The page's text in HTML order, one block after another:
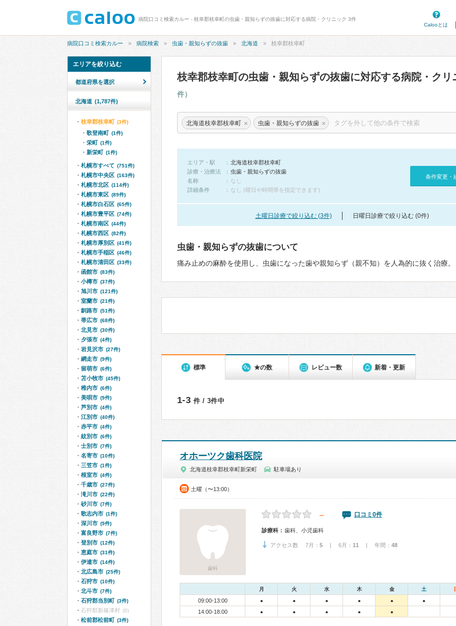
病院口コミ検索カルー - 枝幸郡枝幸町の虫歯・親知らずの抜歯に対応する病院・クリニック 3件
Calooとは
病院口コミ検索カルー 病院検索 虫歯・親知らずの抜歯 北海道 枝幸郡枝幸町
枝幸郡枝幸町の虫歯・親知らずの抜歯に対応する病院・ク
件）
北海道枝幸郡枝幸町 × 虫歯・親知らずの抜歯 ×
エリア・駅
北海道枝幸郡枝幸町
診療・治療法
虫歯・親知らずの抜歯
名称
なし
詳細条件
なし (曜日や時間帯を指定できます)
条件変更・
土曜日診療で絞り込む (3件) 日曜日診療で絞り込む (0件)
虫歯・親知らずの抜歯について
痛み止めの麻酔を使用し、虫歯になった歯や親知らず（親不知）を人為的に抜く治療。
標準 ★の数 レビュー数 新着・更新
1-3 件 / 3件中
オホーツク歯科医院
北海道枝幸郡枝幸町新栄町 駐車場あり
土曜（〜13:00）
歯科
－ 口コミ0件
診療科： 歯科、小児歯科
アクセス数 7月： 5 | 6月： 11 | 年間： 48
月 火 水 木 金 土
09:00-13:00 ● ● ● ● ● ●
14:00-18:00 ● ● ● ● ●
エリアを絞り込む
都道府県を選択
北海道 (1,787件)
枝幸郡枝幸町 (3件)
歌登南町 (1件)
栄町 (1件)
新栄町 (1件)
札幌市すべて (751件)
札幌市中央区 (163件)
札幌市北区 (114件)
札幌市東区 (89件)
札幌市白石区 (65件)
札幌市豊平区 (74件)
札幌市南区 (44件)
札幌市西区 (82件)
札幌市厚別区 (41件)
札幌市手稲区 (46件)
札幌市清田区 (33件)
函館市 (83件)
小樽市 (37件)
旭川市 (121件)
室蘭市 (21件)
釧路市 (51件)
帯広市 (68件)
北見市 (30件)
夕張市 (4件)
岩見沢市 (27件)
網走市 (9件)
留萌市 (6件)
苫小牧市 (45件)
稚内市 (6件)
美唄市 (9件)
芦別市 (4件)
江別市 (40件)
赤平市 (4件)
紋別市 (6件)
士別市 (7件)
名寄市 (10件)
三笠市 (1件)
根室市 (4件)
千歳市 (27件)
滝川市 (22件)
砂川市 (7件)
歌志内市 (1件)
深川市 (9件)
富良野市 (7件)
登別市 (12件)
恵庭市 (31件)
伊達市 (14件)
北広島市 (25件)
石狩市 (10件)
北斗市 (7件)
石狩郡当別町 (3件)
石狩郡新篠津村 (0)
松前郡松前町 (3件)